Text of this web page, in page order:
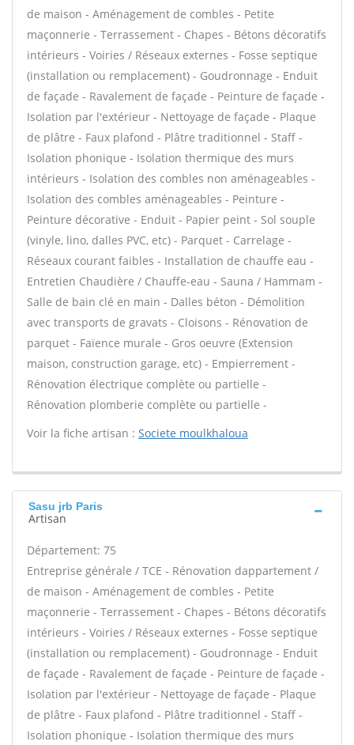
de maison - Aménagement de combles - Petite
maçonnerie - Terrassement - Chapes - Bétons décoratifs
intérieurs - Voiries / Réseaux externes - Fosse septique
(installation ou remplacement) - Goudronnage - Enduit
de façade - Ravalement de façade - Peinture de façade -
Isolation par l'extérieur - Nettoyage de façade - Plaque
de plâtre - Faux plafond - Plâtre traditionnel - Staff -
Isolation phonique - Isolation thermique des murs
intérieurs - Isolation des combles non aménageables -
Isolation des combles aménageables - Peinture -
Peinture décorative - Enduit - Papier peint - Sol souple
(vinyle, lino, dalles PVC, etc) - Parquet - Carrelage -
Réseaux courant faibles - Installation de chauffe eau -
Entretien Chaudière / Chauffe-eau - Sauna / Hammam -
Salle de bain clé en main - Dalles béton - Démolition
avec transports de gravats - Cloisons - Rénovation de
parquet - Faïence murale - Gros oeuvre (Extension
maison, construction garage, etc) - Empierrement -
Rénovation électrique complète ou partielle -
Rénovation plomberie complète ou partielle -
Voir la fiche artisan : Societe moulkhaloua
Sasu jrb Paris
Artisan
Département: 75
Entreprise générale / TCE - Rénovation dappartement /
de maison - Aménagement de combles - Petite
maçonnerie - Terrassement - Chapes - Bétons décoratifs
intérieurs - Voiries / Réseaux externes - Fosse septique
(installation ou remplacement) - Goudronnage - Enduit
de façade - Ravalement de façade - Peinture de façade -
Isolation par l'extérieur - Nettoyage de façade - Plaque
de plâtre - Faux plafond - Plâtre traditionnel - Staff -
Isolation phonique - Isolation thermique des murs